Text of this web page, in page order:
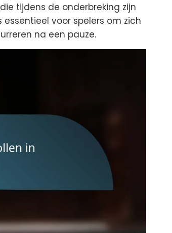
tijdens de onderbreking zijn
voor spelers om zich
na een pauze.